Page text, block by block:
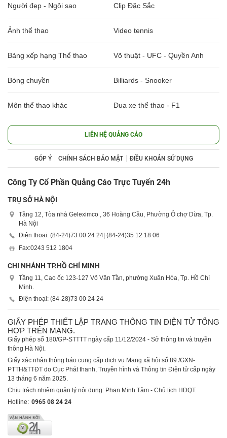
Người đẹp - Ngôi sao Clip Đặc Sắc
Ảnh thể thao Video tennis
Bảng xếp hạng Thể thao Võ thuật - UFC - Quyền Anh
Bóng chuyền Billiards - Snooker
Môn thể thao khác Đua xe thể thao - F1
LIÊN HỆ QUẢNG CÁO
GÓP Ý CHÍNH SÁCH BẢO MẬT ĐIỀU KHOẢN SỬ DỤNG
Công Ty Cổ Phần Quảng Cáo Trực Tuyến 24h
TRỤ SỞ HÀ NỘI
Tầng 12, Tòa nhà Geleximco , 36 Hoàng Cầu, Phường Ô chợ Dừa, Tp.
Hà Nội
Điện thoại: (84-24)73 00 24 24 | (84-24)35 12 18 06
Fax:0243 512 1804
CHI NHÁNH TP.HỒ CHÍ MINH
Tầng 11, Cao ốc 123-127 Võ Văn Tần, phường Xuân Hòa, Tp. Hồ Chí
Minh.
Điện thoại: (84-28)73 00 24 24
GIẤY PHÉP THIẾT LẬP TRANG THÔNG TIN ĐIỆN TỬ TỔNG
HỢP TRÊN MẠNG.
Giấy phép số 180/GP-STTTT ngày cấp 11/12/2024 - Sở thông tin và truyền
thông Hà Nội.
Giấy xác nhận thông báo cung cấp dịch vụ Mạng xã hội số 89 /GXN-
PTTH&TTĐT do Cục Phát thanh, Truyền hình và Thông tin Điện tử cấp ngày
13 tháng 6 năm 2025.
Chịu trách nhiệm quản lý nội dung: Phan Minh Tâm - Chủ tịch HĐQT.
Hotline: 0965 08 24 24